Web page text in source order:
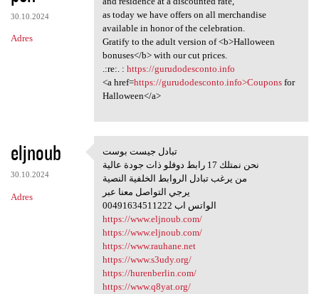
30.10.2024
Adres
as today we have offers on all merchandise
available in honor of the celebration.
Gratify to the adult version of <b>Halloween
bonuses</b> with our cut prices.
.:re:. : https://gurudodesconto.info
<a href=https://gurudodesconto.info>Couponsfor
Halloween</a>
eljnoub
30.10.2024
Adres
تبادل جيست بوست
تبادل جيست بوست
نحن نمتلك 17 رابط دوفلو ذات جودة عالية
من يرغب تبادل الروابط الخلفية النصية
يرجي التواصل معنا عبر
00491634511222 الواتس اب
https://www.eljnoub.com/
https://www.eljnoub.com/
https://www.rauhane.net
https://www.s3udy.org/
https://hurenberlin.com/
https://www.q8yat.org/